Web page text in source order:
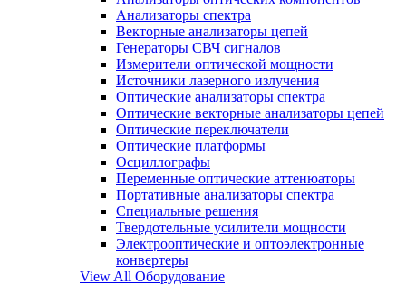
Анализаторы спектра
Векторные анализаторы цепей
Генераторы СВЧ сигналов
Измерители оптической мощности
Источники лазерного излучения
Оптические анализаторы спектра
Оптические векторные анализаторы цепей
Оптические переключатели
Оптические платформы
Осциллографы
Переменные оптические аттенюаторы
Портативные анализаторы спектра
Специальные решения
Твердотельные усилители мощности
Электрооптические и оптоэлектронные
конвертеры
View All Оборудование